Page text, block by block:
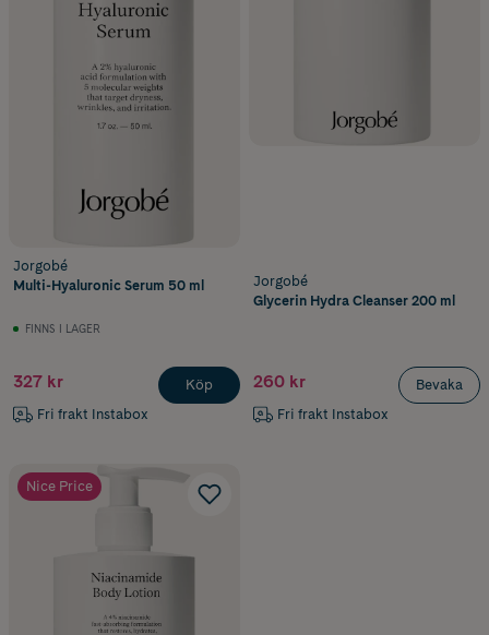
Jorgobé
Multi-Hyaluronic Serum 50 ml
FINNS I LAGER
327 kr
Fri frakt Instabox
Köp
Jorgobé
Glycerin Hydra Cleanser 200 ml
260 kr
Fri frakt Instabox
Bevaka
Nice Price